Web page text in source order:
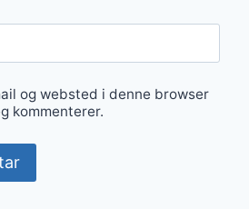
og websted i denne browser
kommenterer.